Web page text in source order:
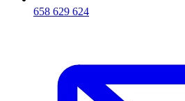
658 629 624